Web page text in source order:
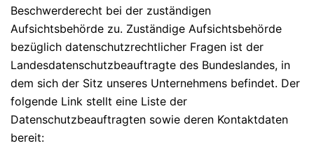
Beschwerderecht bei der zuständigen
Aufsichtsbehörde zu. Zuständige Aufsichtsbehörde
bezüglich datenschutzrechtlicher Fragen ist der
Landesdatenschutzbeauftragte des Bundeslandes, in
dem sich der Sitz unseres Unternehmens befindet. Der
folgende Link stellt eine Liste der
Datenschutzbeauftragten sowie deren Kontaktdaten
bereit: